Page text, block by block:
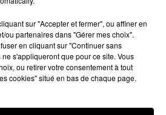
6 sec
DU 15/03/2024 À 08H31
sur "Accepter et fermer", ou affiner en
ou partenaires dans "Gérer mes choix".
en cliquant sur "Continuer sans
s'appliqueront que pour ce site. Vous
ou retirer votre consentement à tout
cookies" situé en bas de chaque page.